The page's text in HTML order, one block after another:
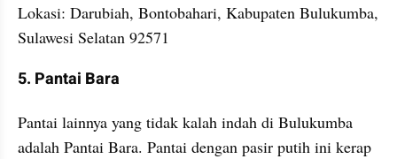
Lokasi: Darubiah, Bontobahari, Kabupaten Bulukumba,
Sulawesi Selatan 92571
5. Pantai Bara
Pantai lainnya yang tidak kalah indah di Bulukumba
adalah Pantai Bara. Pantai dengan pasir putih ini kerap